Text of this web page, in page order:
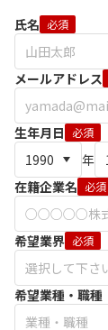
氏名 必須
メールアドレス
生年月日 必須
年
在籍企業名 必須
希望業界 必須
希望業種・職種